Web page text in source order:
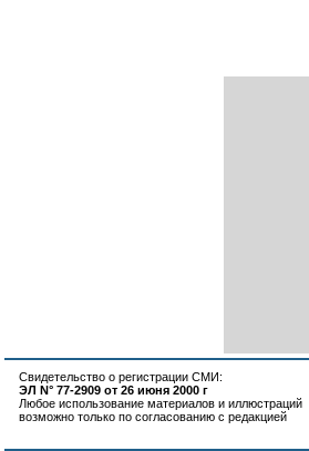
Свидетельство о регистрации СМИ:
ЭЛ N° 77-2909 от 26 июня 2000 г
Любое использование материалов и иллюстраций
возможно только по согласованию с редакцией